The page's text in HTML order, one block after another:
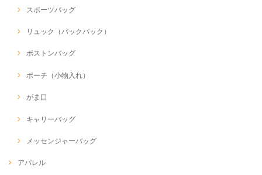
スポーツバッグ
リュック（バックパック）
ボストンバッグ
ポーチ（小物入れ）
がま口
キャリーバッグ
メッセンジャーバッグ
アパレル